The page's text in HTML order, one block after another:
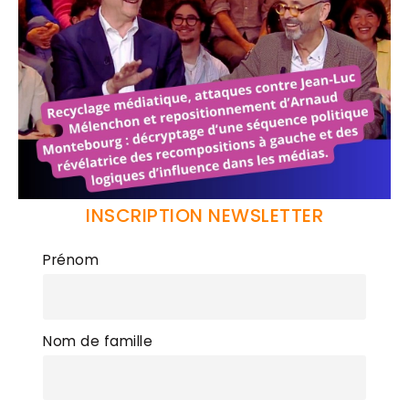
INSCRIPTION NEWSLETTER
Prénom
Nom de famille